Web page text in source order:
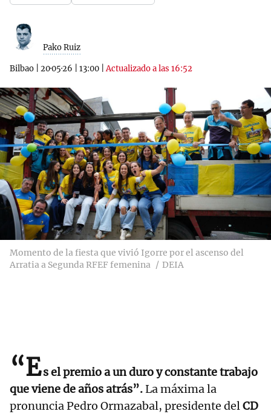
Pako Ruiz
Bilbao 20·05·26 13:00 |Actualizado a las 16:52
Momento de la fiesta que vivió Igorre por el ascenso del
Arratia a Segunda RFEF femenina
DEIA
“Es el premio a un duro y constante trabajo
que viene de años atrás”.La máxima la
pronuncia Pedro Ormazabal, presidente delCD